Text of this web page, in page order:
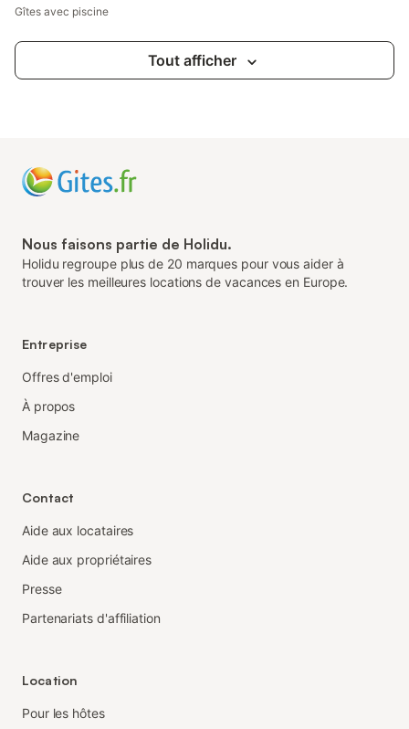
Gîtes avec piscine
Tout afficher
Nous faisons partie de Holidu.
Holidu regroupe plus de 20 marques pour vous aider à
trouver les meilleures locations de vacances en Europe.
Entreprise
Offres d'emploi
À propos
Magazine
Contact
Aide aux locataires
Aide aux propriétaires
Presse
Partenariats d'affiliation
Location
Pour les hôtes